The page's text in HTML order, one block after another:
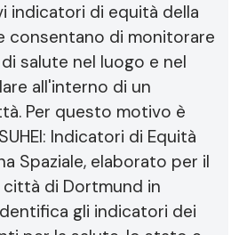
indicatori di equità della
consentano di monitorare
salute nel luogo e nel
all'interno di un
Per questo motivo è
Indicatori di Equità
Spaziale, elaborato per il
di Dortmund in
gli indicatori dei